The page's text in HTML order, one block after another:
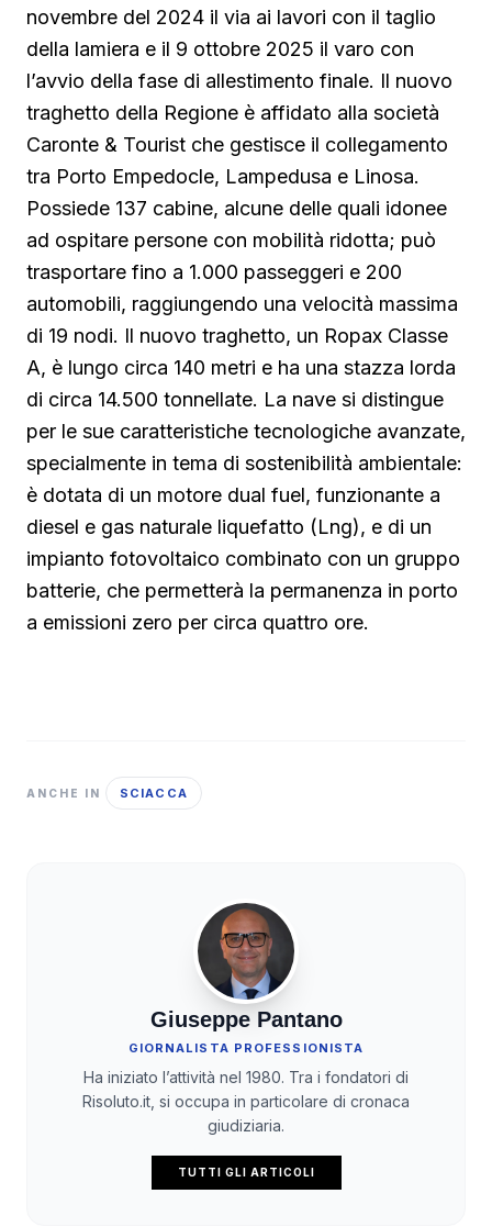
novembre del 2024 il via ai lavori con il taglio
della lamiera e il 9 ottobre 2025 il varo con
l’avvio della fase di allestimento finale. Il nuovo
traghetto della Regione è affidato alla società
Caronte & Tourist che gestisce il collegamento
tra Porto Empedocle, Lampedusa e Linosa.
Possiede 137 cabine, alcune delle quali idonee
ad ospitare persone con mobilità ridotta; può
trasportare fino a 1.000 passeggeri e 200
automobili, raggiungendo una velocità massima
di 19 nodi. Il nuovo traghetto, un Ropax Classe
A, è lungo circa 140 metri e ha una stazza lorda
di circa 14.500 tonnellate. La nave si distingue
per le sue caratteristiche tecnologiche avanzate,
specialmente in tema di sostenibilità ambientale:
è dotata di un motore dual fuel, funzionante a
diesel e gas naturale liquefatto (Lng), e di un
impianto fotovoltaico combinato con un gruppo
batterie, che permetterà la permanenza in porto
a emissioni zero per circa quattro ore.
ANCHE IN SCIACCA
Giuseppe Pantano
GIORNALISTA PROFESSIONISTA
Ha iniziato l’attività nel 1980. Tra i fondatori di
Risoluto.it, si occupa in particolare di cronaca
giudiziaria.
TUTTI GLI ARTICOLI